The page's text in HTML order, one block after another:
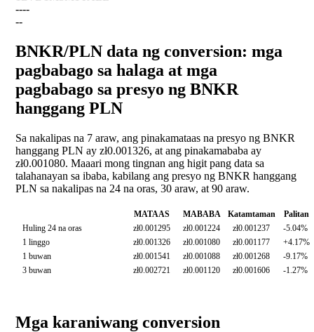
----
--
BNKR/PLN data ng conversion: mga
pagbabago sa halaga at mga
pagbabago sa presyo ng BNKR
hanggang PLN
Sa nakalipas na 7 araw, ang pinakamataas na presyo ng BNKR
hanggang PLN ay zł0.001326, at ang pinakamababa ay
zł0.001080. Maaari mong tingnan ang higit pang data sa
talahanayan sa ibaba, kabilang ang presyo ng BNKR hanggang
PLN sa nakalipas na 24 na oras, 30 araw, at 90 araw.
MATAAS MABABA Katamtaman
Palitan
Huling 24 na oras
zł0.001295 zł0.001224 zł0.001237
-5.04%
1 linggo
zł0.001326 zł0.001080 zł0.001177
+4.17%
1 buwan
zł0.001541 zł0.001088 zł0.001268
-9.17%
3 buwan
zł0.002721 zł0.001120 zł0.001606 -1.27%
Mga karaniwang conversion